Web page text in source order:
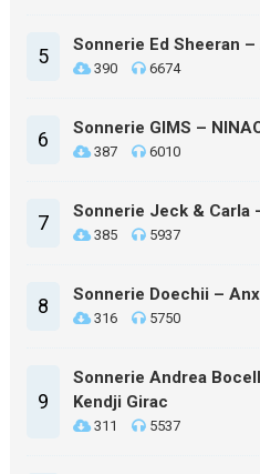
5 Sonnerie Ed Sheeran
390 6674
6 Sonnerie GIMS –
387 6010
7 Sonnerie Jeck & Carla
385 5937
8 Sonnerie Doechii –
316 5750
9
Sonnerie Andrea
Kendji Girac
311 5537